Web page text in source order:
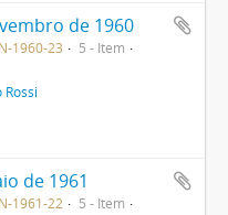
de 1960
1960-23
5 - Item
Rossi
de 1961
1961-22
5 - Item